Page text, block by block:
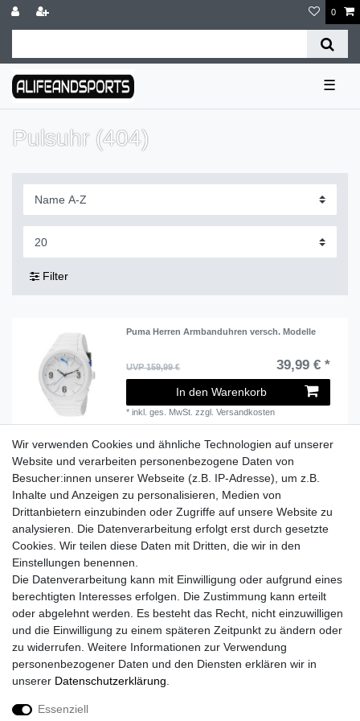
0
☰
Pulsuhr (404)
Filter
Puma Herren Armbanduhren versch. Modelle
UVP 159,99 € 39,99 € *
In den Warenkorb
*inkl. ges. MwSt. zzgl.Versandkosten
Lieferzeit etwa 1 bis 3 Werktage
Versand mit DHL
14 Tage Rückgaberecht
Kontaktieren Sie uns!
Widerrufs­recht Widerrufs­formular Impressum
Wir verwenden Cookies und ähnliche Technologien auf unserer
Website und verarbeiten personenbezogene Daten von
Besucher:innen unserer Webseite (z.B. IP-Adresse), um z.B.
Inhalte und Anzeigen zu personalisieren, Medien von
Drittanbietern einzubinden oder Zugriffe auf unsere Website zu
analysieren. Die Datenverarbeitung erfolgt erst durch gesetzte
Cookies. Wir teilen diese Daten mit Dritten, die wir in den
Einstellungen benennen.
Die Datenverarbeitung kann mit Einwilligung oder aufgrund eines
berechtigten Interesses erfolgen. Die Zustimmung kann erteilt
oder abgelehnt werden. Es besteht das Recht, nicht einzuwilligen
und die Einwilligung zu einem späteren Zeitpunkt zu ändern oder
zu widerrufen. Weitere Informationen zur Verwendung
personenbezogener Daten und den Diensten erklären wir in
unserer Daten­schutz­erklärung
Essenziell